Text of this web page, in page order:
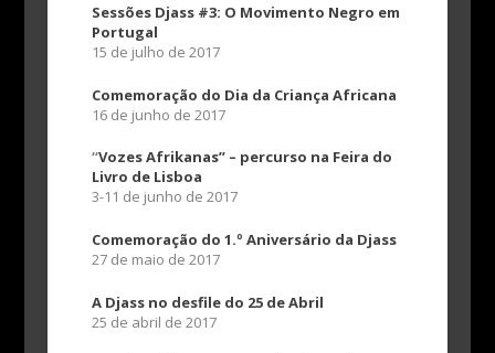
Sessões Djass #3: O Movimento Negro em
Portugal
15 de julho de 2017
Comemoração do Dia da Criança Africana
16 de junho de 2017
“Vozes Afrikanas” – percurso na Feira do
Livro de Lisboa
3-11 de junho de 2017
Comemoração do 1.º Aniversário da Djass
27 de maio de 2017
A Djass no desfile do 25 de Abril
25 de abril de 2017